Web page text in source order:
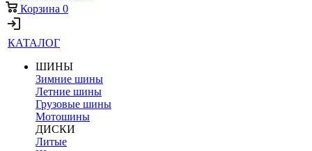
Корзина 0
КАТАЛОГ
ШИНЫ
Зимние шины
Летние шины
Грузовые шины
Мотошины
ДИСКИ
Литые